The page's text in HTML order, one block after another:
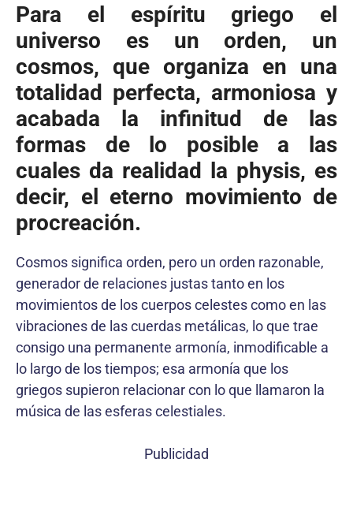
Para el espíritu griego el
universo es un orden, un
cosmos, que organiza en una
totalidad perfecta, armoniosa y
acabada la infinitud de las
formas de lo posible a las
cuales da realidad la physis, es
decir, el eterno movimiento de
procreación.
Cosmos significa orden, pero un orden razonable,
generador de relaciones justas tanto en los
movimientos de los cuerpos celestes como en las
vibraciones de las cuerdas metálicas, lo que trae
consigo una permanente armonía, inmodificable a
lo largo de los tiempos; esa armonía que los
griegos supieron relacionar con lo que llamaron la
música de las esferas celestiales.
Publicidad